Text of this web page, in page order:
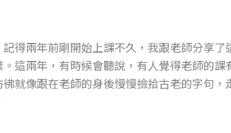
得兩年前剛開始上課不久，我跟老師分享
這兩年，有時候會聽說，有人覺得老師的
就像跟在老師的身後慢慢撿拾古老的字句